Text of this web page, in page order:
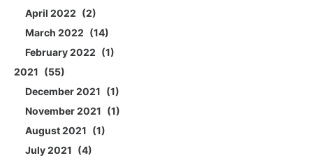
April 2022
2
March 2022
14
February 2022
1
2021
55
December 2021
1
November 2021
1
August 2021
1
July 2021
4